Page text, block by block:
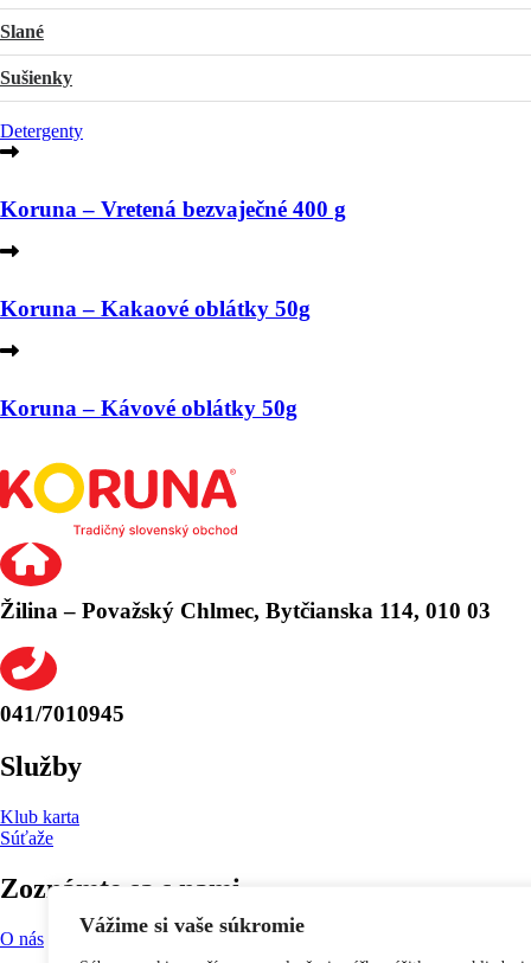
Vážime si vaše súkromie
Slané
Sušienky
Detergenty
Koruna – Vretená bezvaječné 400 g
Koruna – Kakaové oblátky 50g
Koruna – Kávové oblátky 50g
Žilina – Považský Chlmec, Bytčianska 114, 010 03
041/7010945
Služby
Klub karta
Súťaže
Zoznámte sa s nami
O nás